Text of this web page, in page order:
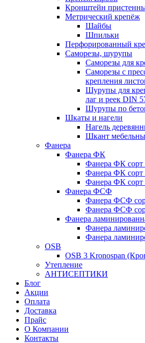
Кронштейн
Метрический крепёж
Шайбы
Шпильки
Перфорированный
Саморезы, шурупы
Саморезы для
Саморезы с
крепления
Шурупы для
лаг и реек DIN
Шурупы по
Шкаты и нагели
Нагель
Шкант
Фанера
Фанера ФК
Фанера ФК
Фанера ФК
Фанера ФК
Фанера ФСФ
Фанера ФСФ
Фанера ФСФ
Фанера
Фанера
Фанера
OSB
OSB 3 Kronospan
Утепление
АНТИСЕПТИКИ
Блог
Акции
Оплата
Доставка
Прайс
О Компании
Контакты